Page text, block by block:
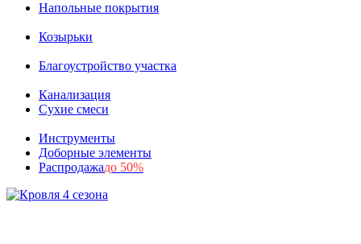
Напольные покрытия
Козырьки
Благоустройство участка
Канализация
Сухие смеси
Инструменты
Доборные элементы
Распродажадо 50%